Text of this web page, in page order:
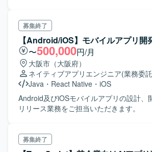
募集終了
【Android/iOS】モバイルアプリ開
〜500,000円/月
大阪市（大阪府）
ネイティブアプリエンジニア(業務委
Java ・ React Native ・ iOS
Android及びiOSモバイルアプリの設計、
リリース業務をご担当いただきます。
募集終了